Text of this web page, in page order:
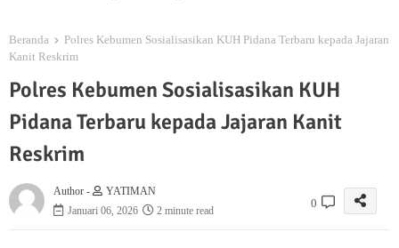
Beranda
Polres Kebumen Sosialisasikan KUH Pidana Terbaru kepada Jajaran
Kanit Reskrim
Polres Kebumen Sosialisasikan KUH
Pidana Terbaru kepada Jajaran Kanit
Reskrim
Author -
YATIMAN
Januari 06, 2026
2 minute read
0